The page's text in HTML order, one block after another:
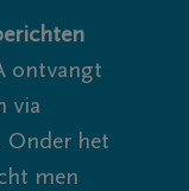
ontvangt
via
Onder het
men